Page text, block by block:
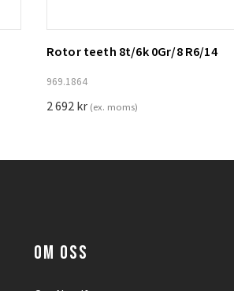
Lägg till i varukorg
Rotor teeth 8t/6k 0Gr/8 R6/14
969.1864
2 692kr (ex. moms)
OM OSS